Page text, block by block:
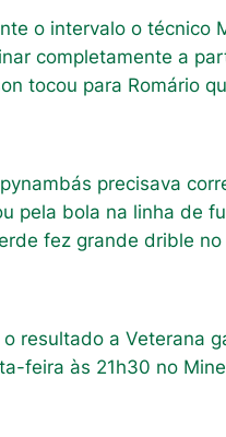
o intervalo o técnico
completamente a
tocou para Romário
precisava
pela bola na linha de
fez grande drible
o resultado a Veterana
feira às 21h30 no